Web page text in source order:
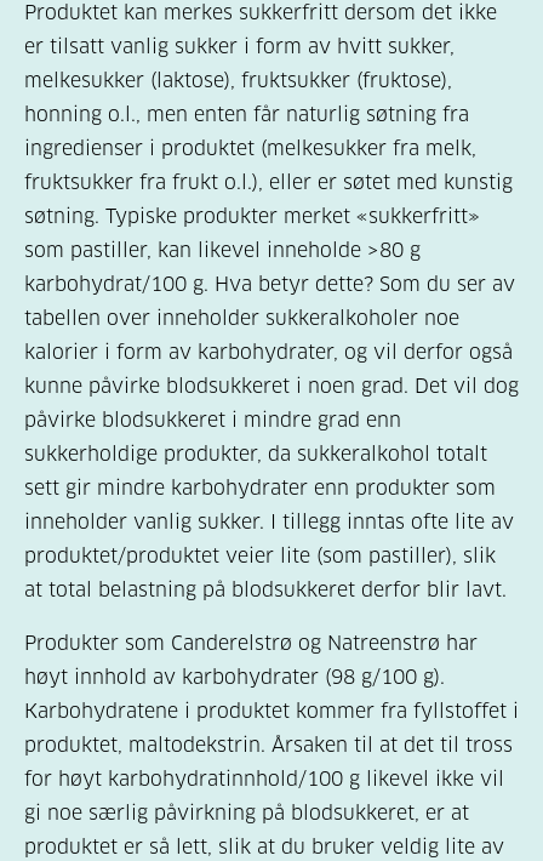
Produktet kan merkes sukkerfritt dersom det ikke
er tilsatt vanlig sukker i form av hvitt sukker,
melkesukker (laktose), fruktsukker (fruktose),
honning o.l., men enten får naturlig søtning fra
ingredienser i produktet (melkesukker fra melk,
fruktsukker fra frukt o.l.), eller er søtet med kunstig
søtning. Typiske produkter merket «sukkerfritt»
som pastiller, kan likevel inneholde >80 g
karbohydrat/100 g. Hva betyr dette? Som du ser av
tabellen over inneholder sukkeralkoholer noe
kalorier i form av karbohydrater, og vil derfor også
kunne påvirke blodsukkeret i noen grad. Det vil dog
påvirke blodsukkeret i mindre grad enn
sukkerholdige produkter, da sukkeralkohol totalt
sett gir mindre karbohydrater enn produkter som
inneholder vanlig sukker. I tillegg inntas ofte lite av
produktet/produktet veier lite (som pastiller), slik
at total belastning på blodsukkeret derfor blir lavt.
Produkter som Canderelstrø og Natreenstrø har
høyt innhold av karbohydrater (98 g/100 g).
Karbohydratene i produktet kommer fra fyllstoffet i
produktet, maltodekstrin. Årsaken til at det til tross
for høyt karbohydratinnhold/100 g likevel ikke vil
gi noe særlig påvirkning på blodsukkeret, er at
produktet er så lett, slik at du bruker veldig lite av